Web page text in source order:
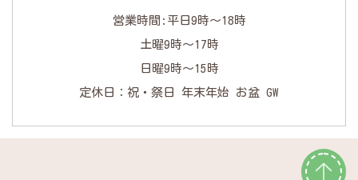
営業時間:平日9時～18時
土曜9時～17時
日曜9時～15時
定休日：祝・祭日 年末年始 お盆 GW